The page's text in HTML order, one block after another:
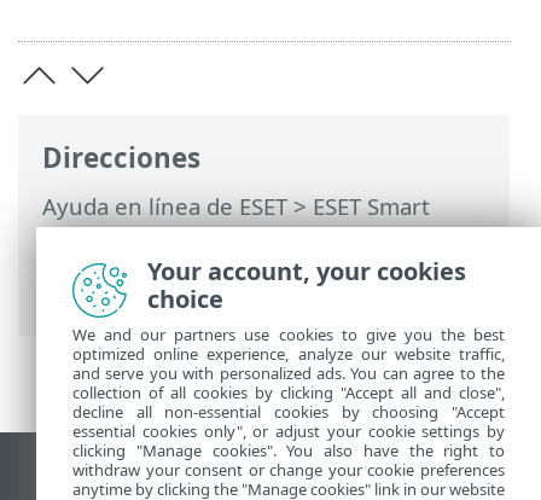
Direcciones
Ayuda en línea de ESET>ESET Smart
Security Premium>Trabajo con ESET
Smart Security Premium >Análisis de
dispositivos> Progreso del análisis
Ver sitio para ordenador
Your account, your cookies
choice
We and our partners use cookies to give you the best
optimized online experience, analyze our website traffic,
and serve you with personalized ads. You can agree to the
collection of all cookies by clicking "Accept all and close",
decline all non-essential cookies by choosing "Accept
essential cookies only", or adjust your cookie settings by
clicking "Manage cookies". You also have the right to
withdraw your consent or change your cookie preferences
anytime by clicking the "Manage cookies" link in our website